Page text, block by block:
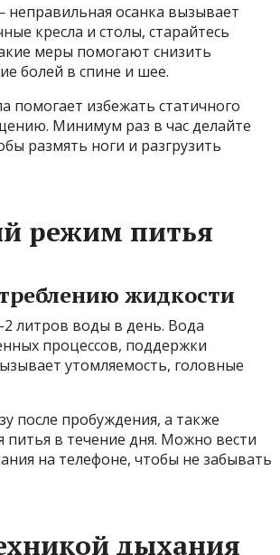
осанка вызывает
кресла и столы, старайтесь
меры помогают снизить
болей в спине и шее.
помогает избежать статичного
Минимум раз в час делайте
размять ноги и разгрузить
режим питья
жидкости
литров воды в день. Вода
процессов, поддержки
утомляемость, головные
после пробуждения, а также
в течение дня. Можно вести
на телефоне, чтобы не забывать
дыхания